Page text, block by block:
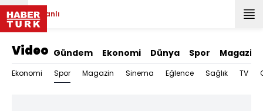
Canlı
Video Gündem Ekonomi Dünya Spor Magazin
Ekonomi Spor Magazin Sinema Eğlence Sağlık TV